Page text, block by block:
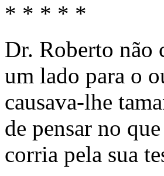
* * * * *
Dr. Roberto não
um lado para o
causava-lhe
de pensar no
corria pela sua